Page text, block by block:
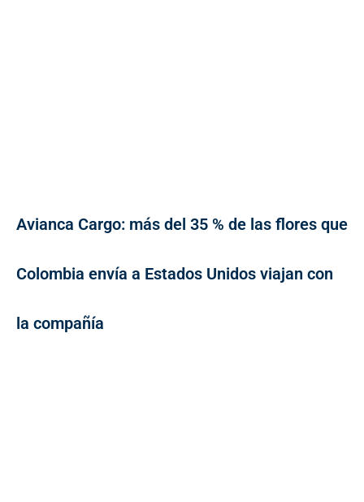
Avianca Cargo: más del 35 % de las flores que
Colombia envía a Estados Unidos viajan con
la compañía